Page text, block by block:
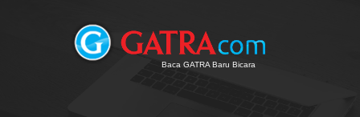
Baca GATRA Baru Bicara